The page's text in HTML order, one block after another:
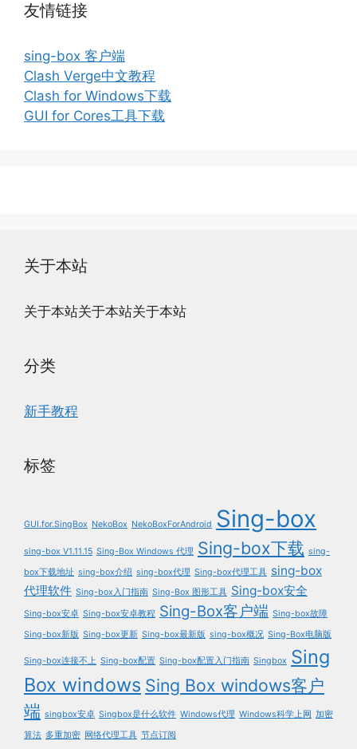
友情链接
sing-box 客户端
Clash Verge中文教程
Clash for Windows下载
GUI for Cores工具下载
关于本站
关于本站关于本站关于本站
分类
新手教程
标签
GUI.for.SingBox NekoBox NekoBoxForAndroid Sing-box
sing-box V1.11.15 Sing-Box Windows 代理 Sing-box下载 sing-
box下载地址 sing-box介绍 sing-box代理 Sing-box代理工具 sing-box
代理软件 Sing-box入门指南 Sing-Box 图形工具 Sing-box安全
Sing-box安卓 Sing-box安卓教程 Sing-Box客户端 Sing-box故障
Sing-box新版 Sing-box更新 Sing-box最新版 sing-box概况 Sing-Box电脑版
Sing-box连接不上 Sing-box配置 Sing-box配置入门指南 Singbox Sing
Box windows Sing Box windows客户
端 singbox安卓 Singbox是什么软件 Windows代理 Windows科学上网 加密
算法 多重加密 网络代理工具 节点订阅